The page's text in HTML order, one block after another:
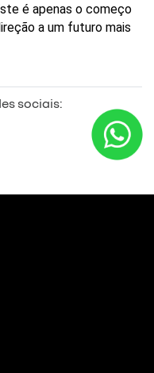
é apenas o começo
a um futuro mais
sociais: